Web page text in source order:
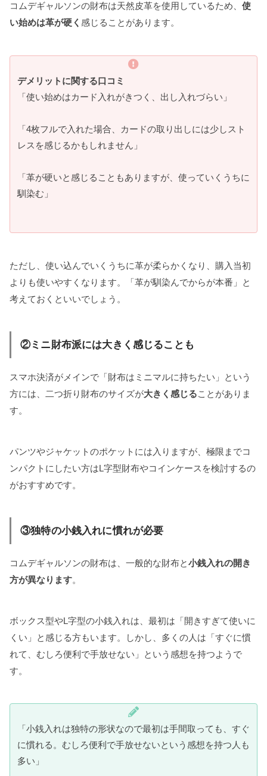
コムデギャルソンの財布は天然皮革を使用しているため、 使
い始めは革が硬く 感じることがあります。
デメリットに関する口コミ
「使い始めはカード入れがきつく、出し入れづらい」
「4枚フルで入れた場合、カードの取り出しには少しスト
レスを感じるかもしれません」
「革が硬いと感じることもありますが、使っていくうちに
馴染む」
ただし、使い込んでいくうちに革が柔らかくなり、購入当初
よりも使いやすくなります。「革が馴染んでからが本番」と
考えておくといいでしょう。
②ミニ財布派には大きく感じることも
スマホ決済がメインで「財布はミニマルに持ちたい」という
方には、二つ折り財布のサイズが大きく感じることがありま
す。
パンツやジャケットのポケットには入りますが、極限までコ
ンパクトにしたい方はL字型財布やコインケースを検討するの
がおすすめです。
③独特の小銭入れに慣れが必要
コムデギャルソンの財布は、一般的な財布と小銭入れの開き
方が異なります。
ボックス型やL字型の小銭入れは、最初は「開きすぎて使いに
くい」と感じる方もいます。しかし、多くの人は「すぐに慣
れて、むしろ便利で手放せない」という感想を持つようで
す。
「小銭入れは独特の形状なので最初は手間取っても、すぐ
に慣れる。むしろ便利で手放せないという感想を持つ人も
多い」